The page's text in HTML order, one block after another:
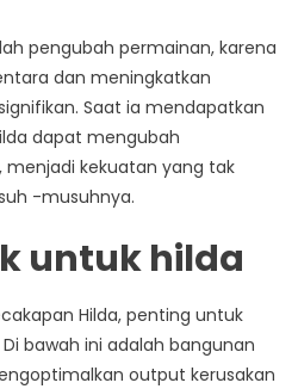
pengubah permainan, karena
dan meningkatkan
Saat ia mendapatkan
dapat mengubah
kekuatan yang tak
-musuhnya.
untuk hilda
Hilda, penting untuk
bawah ini adalah bangunan
output kerusakan